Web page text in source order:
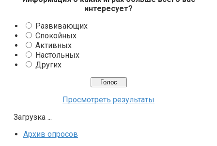
интересует?
Развивающих
Спокойных
Активных
Настольных
Других
Просмотреть результаты
Загрузка ...
Архив опросов